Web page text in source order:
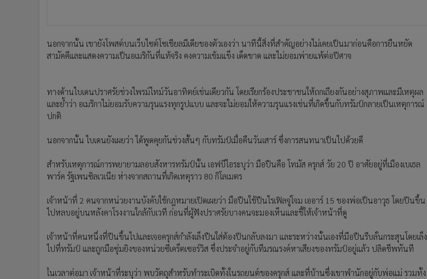
นอกจากนั้น เขายังโพสต์บนเว็บไซต์โซเชียลมีเดียของตัวเองว่า นาทีนี้สิ่งที่สำคัญอย่างไม่เคยเป็นมาก่อนคือการยืนหยัด
สามัคคีและแสดงความเป็นอเมริกันที่แท้จริง คงความเข้มแข็ง เด็ดขาด และไม่ยอมพ่ายแพ้ต่อปีศาจ
ทางด้านไบเดนปราศรัยช่วงไพรม์ไทม์วันอาทิตย์เช่นเดียวกัน โดยเรียกร้องประชาชนให้ถกเถียงกันอย่างสุภาพและมีเหตุผล
และย้ำว่า อเมริกาไม่ยอมรับความรุนแรงทุกรูปแบบ และจะไม่ยอมให้ความรุนแรงเช่นที่เกิดขึ้นกับทรัมป์กลายเป็นเหตุการณ์
ปกติ
นอกจากนั้น ไบเดนยังเผยว่า ได้พูดคุยกันช่วงสั้นๆ กับทรัมป์เมื่อคืนวันเสาร์ ซึ่งการสนทนาเป็นไปด้วยดี
สำหรับเหตุการณ์การพยายามลอบสังหารทรัมป์นั้น เอฟบีไอระบุว่า มือปืนคือ โทมัส ครุกส์ วัย 20 ปี อาศัยอยู่ที่เมืองเบเธล
พาร์ค รัฐเพนซิลเวเนีย ห่างจากสถานที่เกิดเหตุราว 80 กิโลเมตร
เจ้าหน้าที่ 2 คนจากหน่วยงานบังคับใช้กฎหมายเปิดเผยว่า มือปืนใช้ปืนไรเฟิลจู่โจม เออาร์ 15 ของพ่อเป็นอาวุธ โดยปีนขึ้น
ไปหลบอยู่บนหลังคาโรงงานใกล้กับเวที ก่อนที่ผู้ฟังปราศรัยบางคนจะมองเห็นและชี้ให้เจ้าหน้าที่ดู
เจ้าหน้าที่คนหนึ่งที่ปีนขึ้นไปและเจอครุกส์กำลังเล็งปืนใส่ต้องปีนกลับลงมา และระหว่างนั้นเองที่มือปืนรีบลั่นกระสุนโดยเล็ง
ไปที่ทรัมป์ และถูกมือซุ่มยิงของหน่วยซีเคร็ตเซอร์วิส ซึ่งประจำอยู่กับทีมรณรงค์หาเสียงของทรัมป์อยู่แล้ว ปลิดชีพทันที
ในเวลาต่อมา เจ้าหน้าที่ระบุว่า พบวัตถุสำหรับทำระเบิดทั้งในรถยนต์ของครุกส์ และที่บ้านซึ่งเขาพำนักอยู่กับพ่อแม่ รวมทั้ง